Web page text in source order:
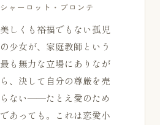
シャーロット・ブロンテ
美しくも裕福でもない孤児
の少女が、家庭教師という
最も無力な立場にありなが
ら、決して自分の尊厳を売
らない——たとえ愛のため
であっても。これは恋愛小